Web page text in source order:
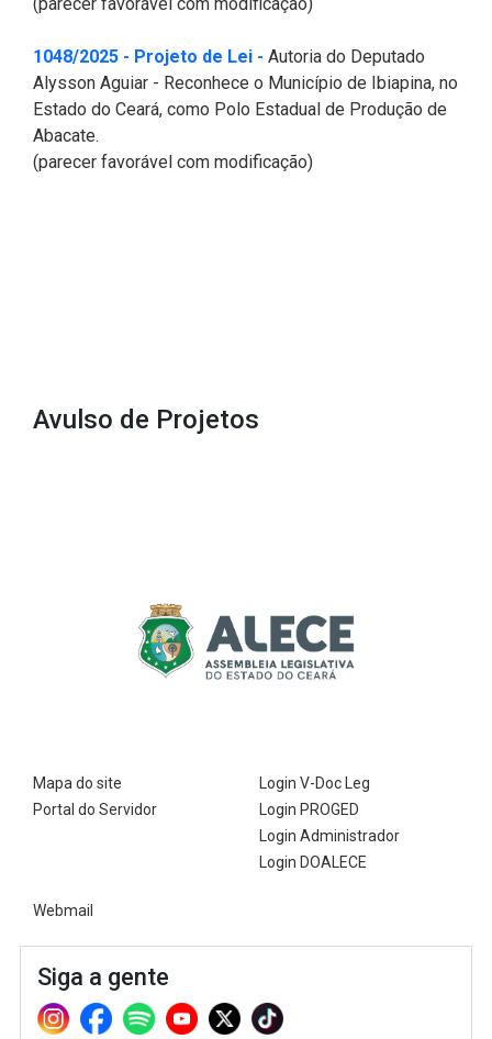
Avulso de Projetos
1048/2025 - Projeto de Lei - (Abre em nova janela)
Autoria do Deputado
Alysson Aguiar - Reconhece o Município de Ibiapina, no
Estado do Ceará, como Polo Estadual de Produção de
Abacate.
(parecer favorável com modificação)
Mapa do site
Portal do Servidor
Login V-Doc Leg
Login PROGED
Login Administrador
Login DOALECE
Webmail
Siga a gente